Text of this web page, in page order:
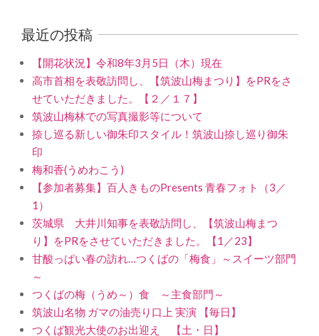
最近の投稿
【開花状況】令和8年3月5日（木）現在
高市首相を表敬訪問し、【筑波山梅まつり】をPRをさ
せていただきました。【２／１７】
筑波山梅林での写真撮影等について
捺し巡る新しい御朱印スタイル！筑波山捺し巡り御朱
印
梅和香(うめわこう)
【参加者募集】百人きものPresents 青春フォト（3／
1）
茨城県 大井川知事を表敬訪問し、【筑波山梅まつ
り】をPRをさせていただきました。【1／23】
甘酸っぱい春の訪れ…つくばの「梅食」～スイーツ部門
～
つくばの梅（うめ～）食 ～主食部門～
筑波山名物 ガマの油売り口上 実演 【毎日】
つくば観光大使のお出迎え 【土・日】